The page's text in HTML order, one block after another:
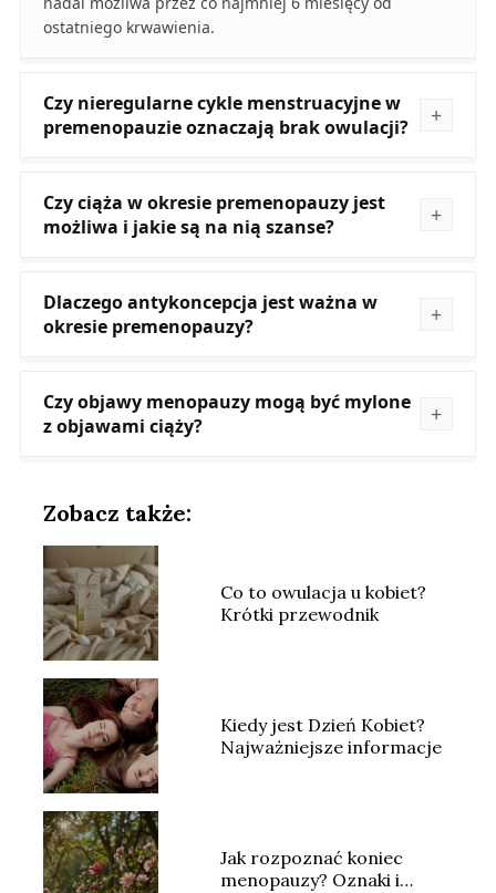
ostatniego krwawienia.
Czy nieregularne cykle menstruacyjne w
premenopauzie oznaczają brak owulacji?
Czy ciąża w okresie premenopauzy jest
możliwa i jakie są na nią szanse?
Dlaczego antykoncepcja jest ważna w
okresie premenopauzy?
Czy objawy menopauzy mogą być mylone
z objawami ciąży?
Zobacz także:
Co to owulacja u kobiet?
Krótki przewodnik
Kiedy jest Dzień Kobiet?
Najważniejsze informacje
Jak rozpoznać koniec
menopauzy? Oznaki i